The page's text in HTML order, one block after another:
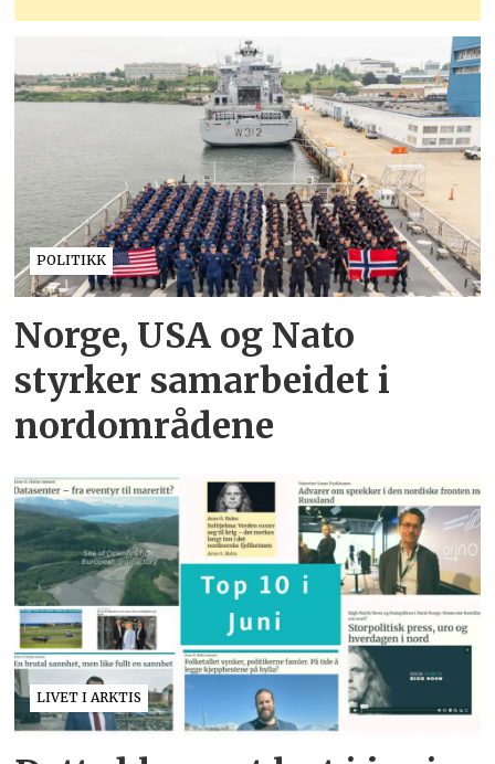
POLITIKK
Norge, USA og Nato
styrker samarbeidet i
nordområdene
LIVET I ARKTIS